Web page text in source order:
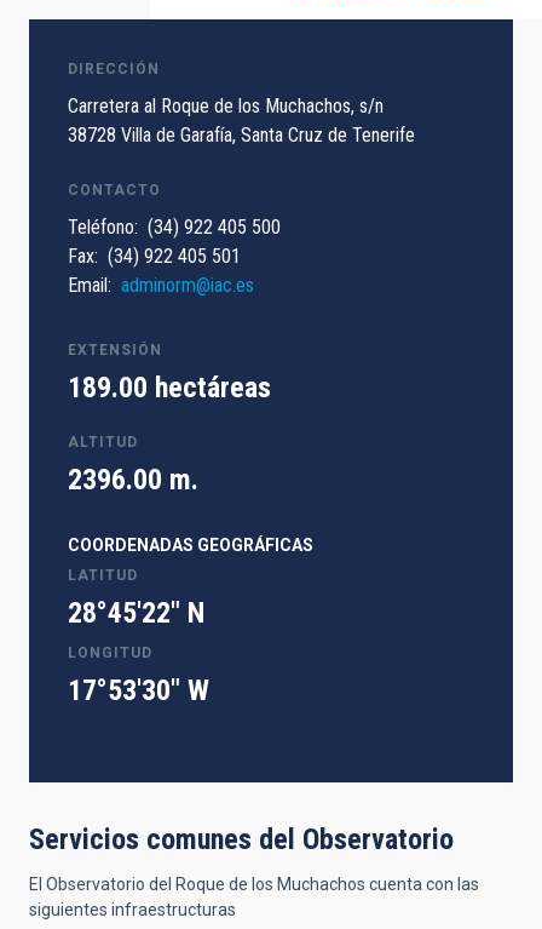
DIRECCIÓN
Carretera al Roque de los Muchachos, s/n
38728 Villa de Garafía, Santa Cruz de Tenerife
CONTACTO
Teléfono
(34) 922 405 500
Fax (34) 922 405 501
Email adminorm@iac.es
EXTENSIÓN
189.00 hectáreas
ALTITUD
2396.00 m.
COORDENADAS GEOGRÁFICAS
LATITUD
28°45'22" N
LONGITUD
17°53'30" W
Servicios comunes del Observatorio
El Observatorio del Roque de los Muchachos cuenta con las
siguientes infraestructuras